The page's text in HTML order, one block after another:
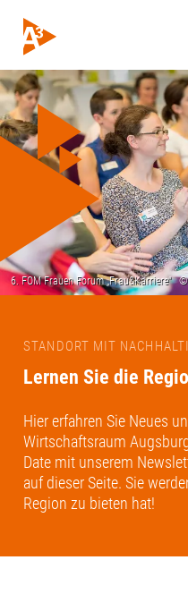
STANDORT MIT
Lernen Sie die
Hier erfahren Sie Neues
Wirtschaftsraum
Date mit unserem
auf dieser Seite. Sie
Region zu bieten hat!